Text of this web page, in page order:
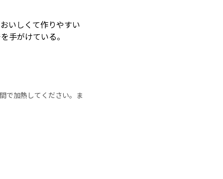
いしくて作りやすい
手がけている。
で加熱してください。ま